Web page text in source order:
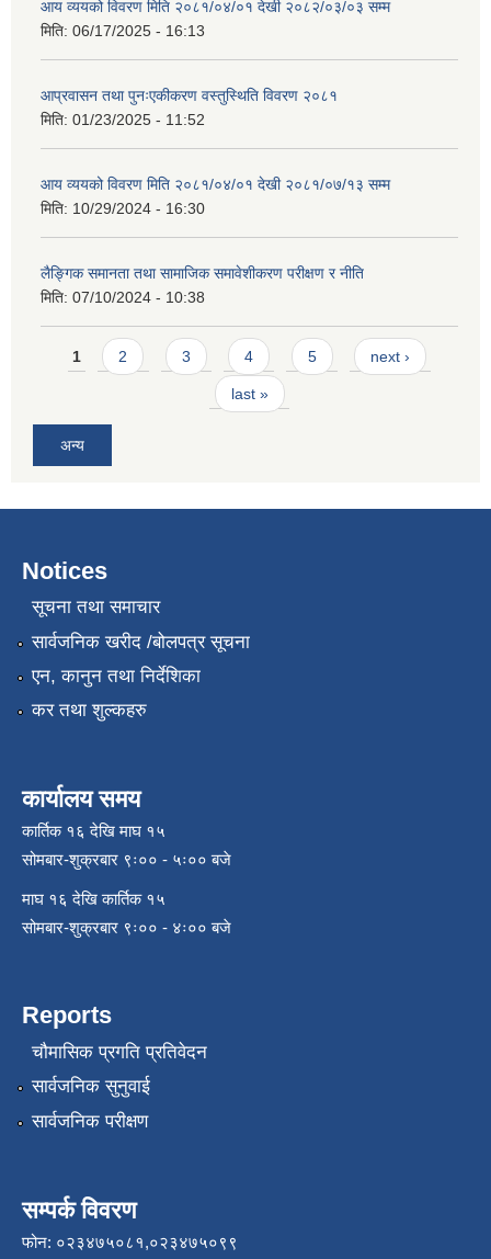
आय व्ययको विवरण मिति २०८१/०४/०१ देखी २०८२/०३/०३ सम्म
मिति: 06/17/2025 - 16:13
आप्रवासन तथा पुनःएकीकरण वस्तुस्थिति विवरण २०८१
मिति: 01/23/2025 - 11:52
आय व्ययको विवरण मिति २०८१/०४/०१ देखी २०८१/०७/१३ सम्म
मिति: 10/29/2024 - 16:30
लैङ्गिक समानता तथा सामाजिक समावेशीकरण परीक्षण र नीति
मिति: 07/10/2024 - 10:38
Pages
1 2 3 4 5 next ›
last »
अन्य
Notices
सूचना तथा समाचार
सार्वजनिक खरीद /बोलपत्र सूचना
एन, कानुन तथा निर्देशिका
कर तथा शुल्कहरु
कार्यालय समय
कार्तिक १६ देखि माघ १५
सोमबार-शुक्रबार ९ः०० - ५ः०० बजे
माघ १६ देखि कार्तिक १५
सोमबार-शुक्रबार ९ः०० - ४ः०० बजे
Reports
चौमासिक प्रगति प्रतिवेदन
सार्वजनिक सुनुवाई
सार्वजनिक परीक्षण
सम्पर्क विवरण
फोन: ०२३४७५०८१,०२३४७५०९९